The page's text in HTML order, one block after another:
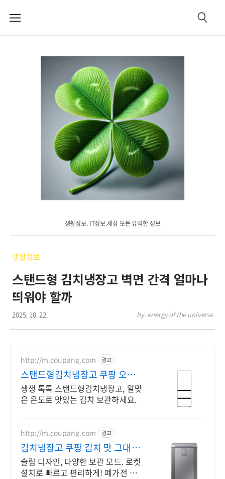
메
검
생활정보. IT정보.세상 모든 유익한 정보
생활정보
스탠드형 김치냉장고 벽면 간격 얼마나
띄워야 할까
2025. 10. 22. by. energy of the universe
http://m.coupang.com 광고
스탠드형김치냉장고 쿠팡 오늘
주문 내일도착 로켓배송
생생 톡톡 스탠드형김치냉장고, 알맞
은 온도로 맛있는 김치 보관하세요.
http://m.coupang.com 광고
김치냉장고 쿠팡 김치 맛 그대로
신선
슬림 디자인, 다양한 보관 모드. 로켓
설치로 빠르고 편리하게! 폐가전 수